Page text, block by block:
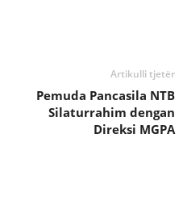
Artikulli tjetër
Pemuda Pancasila NTB
Silaturrahim dengan
Direksi MGPA